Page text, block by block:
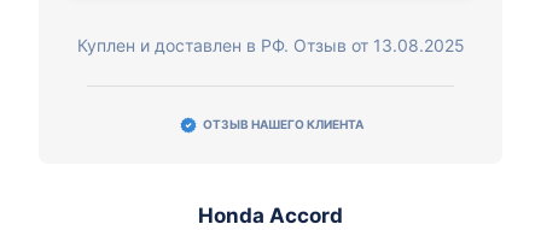
Куплен и доставлен в РФ. Отзыв от 13.08.2025
ОТЗЫВ НАШЕГО КЛИЕНТА
Honda Accord